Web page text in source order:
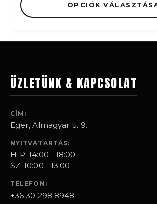
OPCIÓK
ÜZLETÜNK & KAPCSOLAT
CÍM:
Eger, Almagyar u. 9.
NYITVATARTÁS:
H-P: 14:00 - 18:00
SZ: 10:00 - 13:00
TELEFON:
+36 30 298 8948